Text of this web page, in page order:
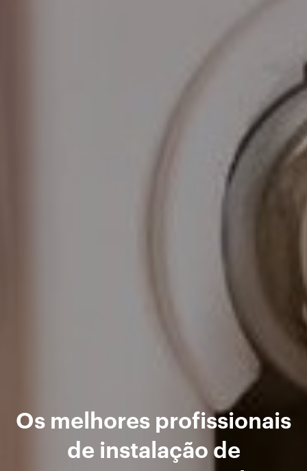
Os melhores profissionais
de instalação de